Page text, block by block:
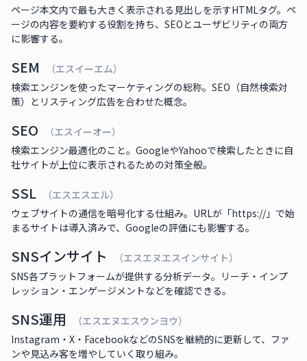
ページ本文内で最も大きく表示される見出しを示すHTMLタグ。ペ
ージの内容を要約する役割を持ち、SEOとユーザビリティの両方
に影響する。
SEM
（エスイーエム）
検索エンジンを使ったマーケティングの総称。SEO（自然検索対
策）とリスティング広告を合わせた概念。
SEO
（エスイーオー）
検索エンジン最適化のこと。GoogleやYahooで検索したときに自
社サイトが上位に表示されるための対策全般。
SSL
（エスエスエル）
ウェブサイトの通信を暗号化する仕組み。URLが「https://」で始
まるサイトは導入済みで、Googleの評価にも影響する。
SNSインサイト
（エスエヌエスインサイト）
SNS各プラットフォームが提供する分析データ。リーチ・インプ
レッション・エンゲージメントなどを確認できる。
SNS運用
（エスエヌエスウンヨウ）
Instagram・X・FacebookなどのSNSを継続的に更新して、ファ
ンや見込み客を増やしていく取り組み。